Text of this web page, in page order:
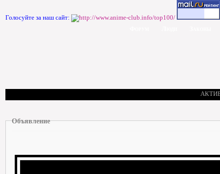
Голосуйте за наш сайт:
Объявление